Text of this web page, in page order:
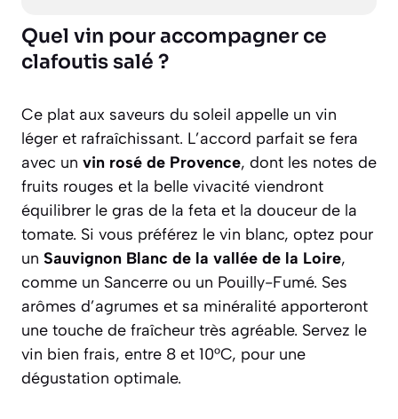
Quel vin pour accompagner ce
clafoutis salé ?
Ce plat aux saveurs du soleil appelle un vin
léger et rafraîchissant. L’accord parfait se fera
avec un vin rosé de Provence, dont les notes de
fruits rouges et la belle vivacité viendront
équilibrer le gras de la feta et la douceur de la
tomate. Si vous préférez le vin blanc, optez pour
un Sauvignon Blanc de la vallée de la Loire,
comme un Sancerre ou un Pouilly-Fumé. Ses
arômes d’agrumes et sa minéralité apporteront
une touche de fraîcheur très agréable. Servez le
vin bien frais, entre 8 et 10°C, pour une
dégustation optimale.